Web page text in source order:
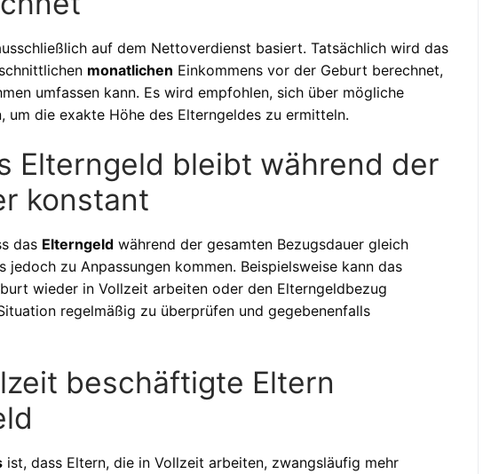
auf dem Nettoverdienst basiert. Tatsächlich wird das
monatlichen Einkommens vor der Geburt berechnet,
umfassen kann. Es wird empfohlen, sich über mögliche
die exakte Höhe des Elterngeldes zu ermitteln.
Elterngeld bleibt während der
konstant
das Elterngeld während der gesamten Bezugsdauer gleich
zu Anpassungen kommen. Beispielsweise kann das
wieder in Vollzeit arbeiten oder den Elterngeldbezug
regelmäßig zu überprüfen und gegebenenfalls
beschäftigte Eltern
ist, dass Eltern, die in Vollzeit arbeiten, zwangsläufig mehr